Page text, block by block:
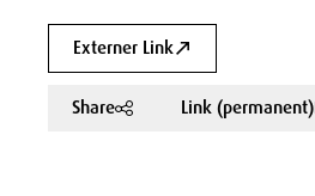
Externer Link
Share Link (permanent)